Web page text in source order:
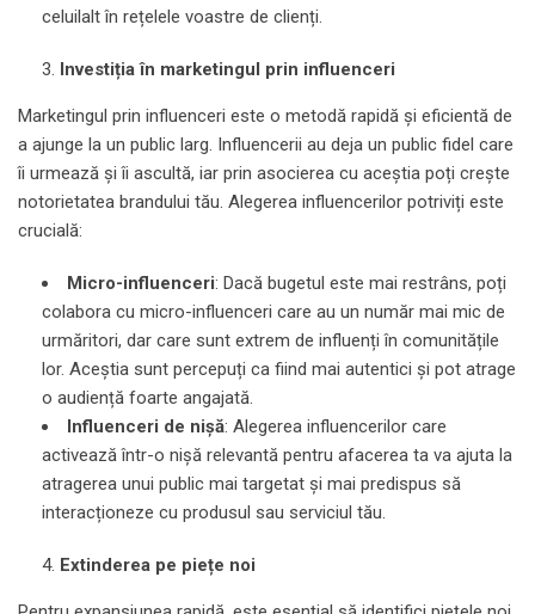
celuilalt în rețelele voastre de clienți.
Investiția în marketingul prin influenceri
Marketingul prin influenceri este o metodă rapidă și eficientă de
a ajunge la un public larg. Influencerii au deja un public fidel care
îi urmează și îi ascultă, iar prin asocierea cu aceștia poți crește
notorietatea brandului tău. Alegerea influencerilor potriviți este
crucială:
Micro-influenceri: Dacă bugetul este mai restrâns, poți
colabora cu micro-influenceri care au un număr mai mic de
urmăritori, dar care sunt extrem de influenți în comunitățile
lor. Aceștia sunt percepuți ca fiind mai autentici și pot atrage
o audiență foarte angajată.
Influenceri de nișă: Alegerea influencerilor care
activează într-o nișă relevantă pentru afacerea ta va ajuta la
atragerea unui public mai targetat și mai predispus să
interacționeze cu produsul sau serviciul tău.
Extinderea pe piețe noi